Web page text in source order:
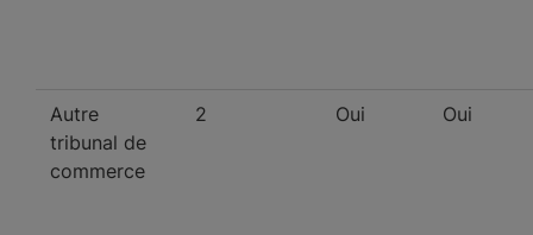
Autre
tribunal de
commerce
2 Oui Oui